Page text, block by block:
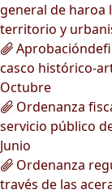
general de haroa
territorio y
casco histórico-
Octubre
Ordenanza
servicio público
Junio
Ordenanza
través de las